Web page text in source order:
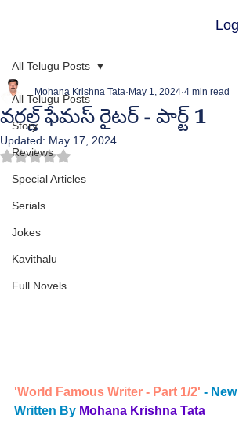
All Telugu Posts
Story
Reviews
Special Articles
Serials
Jokes
Kavithalu
Full Novels
All Telugu Posts
వరల్డ్ ఫేమస్ రైటర్ - పార్ట్ 1
Mohana Krishna Tata May 1, 2024 4 min read
Updated: May 17, 2024
Rated NaN out of 5 stars.
'World Famous Writer - Part 1/2' -
Written By Mohana Krishna Tata